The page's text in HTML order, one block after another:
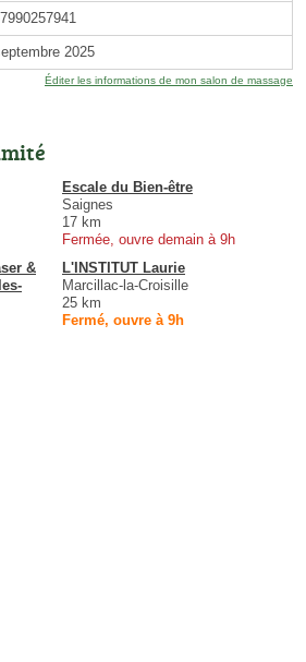
2025
Éditer les informations de mon salon de massage
Escale du Bien-être
Saignes
17 km
Fermée, ouvre demain à 9h
&
L'INSTITUT Laurie
Marcillac-la-Croisille
25 km
Fermé, ouvre à 9h